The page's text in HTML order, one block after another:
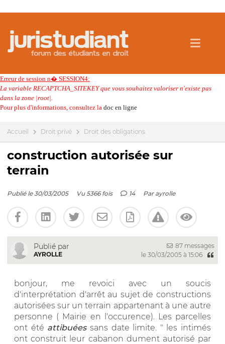
Erreur de session n� SESSION4:
La variable RECAPTCHA_SITEKEY que vous souhaitez valoriser n'existe pas
dans la zone |root|.
Pour plus d'informations, consultez la doc en ligne
Accueil Droit privé Droit des obligations
construction autorisée sur
terrain
Publié le 30/03/2005 Vu 5366 fois 14 Par ayrolle
Publié par
AYROLLE
87 messages
le 30/03/2005 à 15:06
bonjour, me revoici avec un soucis
d'interprétation d'arrêt au sujet de constructions
autorisées sur un terrain appartenant à une autre
personne ( Mairie en l'occurence). Les parcelles
ont été attibuéessans date limite. " les intimés
ont construit leur cabanon dument autorisé par